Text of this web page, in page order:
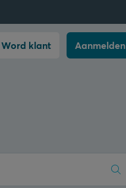
Word klant Aanmelden